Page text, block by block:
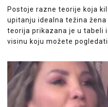
Postoje razne teorije koja
upitanju idealna težina
teorija prikazana je u tabeli
visinu koju možete